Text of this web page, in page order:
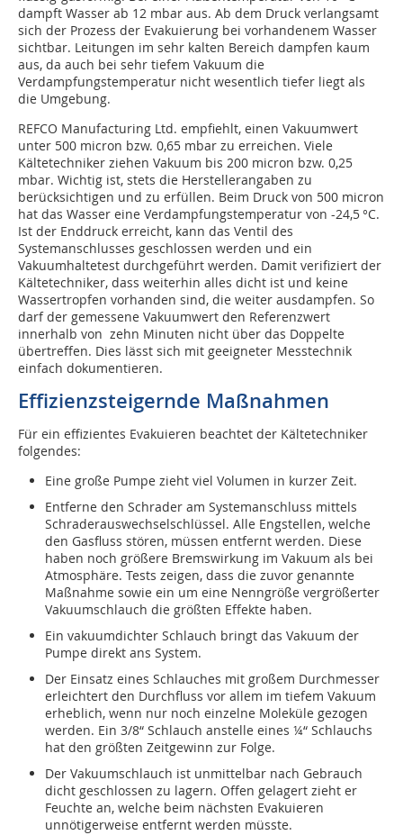
dampft Wasser ab 12 mbar aus. Ab dem Druck verlangsamt
sich der Prozess der Evakuierung bei vorhandenem Wasser
sichtbar. Leitungen im sehr kalten Bereich dampfen kaum
aus, da auch bei sehr tiefem Vakuum die
Verdampfungstemperatur nicht wesentlich tiefer liegt als
die Umgebung.
REFCO Manufacturing Ltd. empfiehlt, einen Vakuumwert
unter 500 micron bzw. 0,65 mbar zu erreichen. Viele
Kältetechniker ziehen Vakuum bis 200 micron bzw. 0,25
mbar. Wichtig ist, stets die Herstellerangaben zu
berücksichtigen und zu erfüllen. Beim Druck von 500 micron
hat das Wasser eine Verdampfungstemperatur von -24,5 °C.
Ist der Enddruck erreicht, kann das Ventil des
Systemanschlusses geschlossen werden und ein
Vakuumhaltetest durchgeführt werden. Damit verifiziert der
Kältetechniker, dass weiterhin alles dicht ist und keine
Wassertropfen vorhanden sind, die weiter ausdampfen. So
darf der gemessene Vakuumwert den Referenzwert
innerhalb von zehn Minuten nicht über das Doppelte
übertreffen. Dies lässt sich mit geeigneter Messtechnik
einfach dokumentieren.
Effizienzsteigernde Maßnahmen
Für ein effizientes Evakuieren beachtet der Kältetechniker
folgendes:
Eine große Pumpe zieht viel Volumen in kurzer Zeit.
Entferne den Schrader am Systemanschluss mittels
Schraderauswechselschlüssel. Alle Engstellen, welche
den Gasfluss stören, müssen entfernt werden. Diese
haben noch größere Bremswirkung im Vakuum als bei
Atmosphäre. Tests zeigen, dass die zuvor genannte
Maßnahme sowie ein um eine Nenngröße vergrößerter
Vakuumschlauch die größten Effekte haben.
Ein vakuumdichter Schlauch bringt das Vakuum der
Pumpe direkt ans System.
Der Einsatz eines Schlauches mit großem Durchmesser
erleichtert den Durchfluss vor allem im tiefem Vakuum
erheblich, wenn nur noch einzelne Moleküle gezogen
werden. Ein 3/8“ Schlauch anstelle eines ¼“ Schlauchs
hat den größten Zeitgewinn zur Folge.
Der Vakuumschlauch ist unmittelbar nach Gebrauch
dicht geschlossen zu lagern. Offen gelagert zieht er
Feuchte an, welche beim nächsten Evakuieren
unnötigerweise entfernt werden müsste.